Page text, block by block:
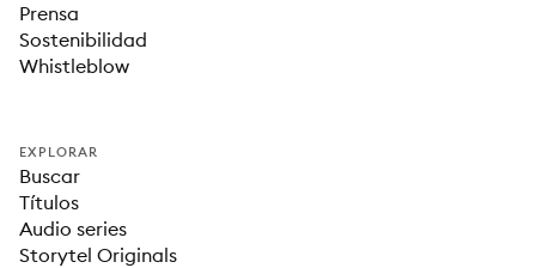
Prensa
Sostenibilidad
Whistleblow
EXPLORAR
Buscar
Títulos
Audio series
Storytel Originals